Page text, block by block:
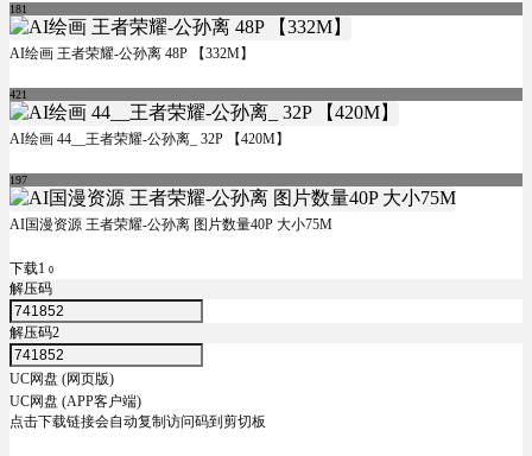
181
AI绘画 王者荣耀-公孙离 48P 【332M】
421
AI绘画 44__王者荣耀-公孙离_ 32P 【420M】
197
AI国漫资源 王者荣耀-公孙离 图片数量40P 大小75M
下载1 0
解压码
解压码2
UC网盘 (网页版)
UC网盘 (APP客户端)
点击下载链接会自动复制访问码到剪切板